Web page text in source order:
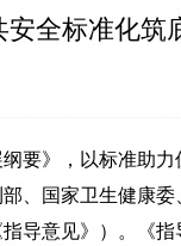
安全标准化
要》，以标准助
、国家卫生健康
导意见》）。《